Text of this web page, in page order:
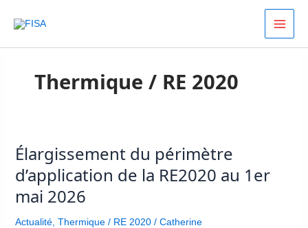
contenu
Thermique / RE 2020
Élargissement du périmètre
d’application de la RE2020 au 1er
mai 2026
Actualité, Thermique / RE 2020/ Catherine
Élargissement
du
périmètre